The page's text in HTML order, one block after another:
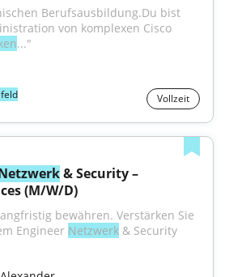
Berufsausbildung.Du bist
von komplexen Cisco
..."
Vollzeit
& Security –
(M/W/D)
bewähren. Verstärken Sie
Engineer Netzwerk & Security